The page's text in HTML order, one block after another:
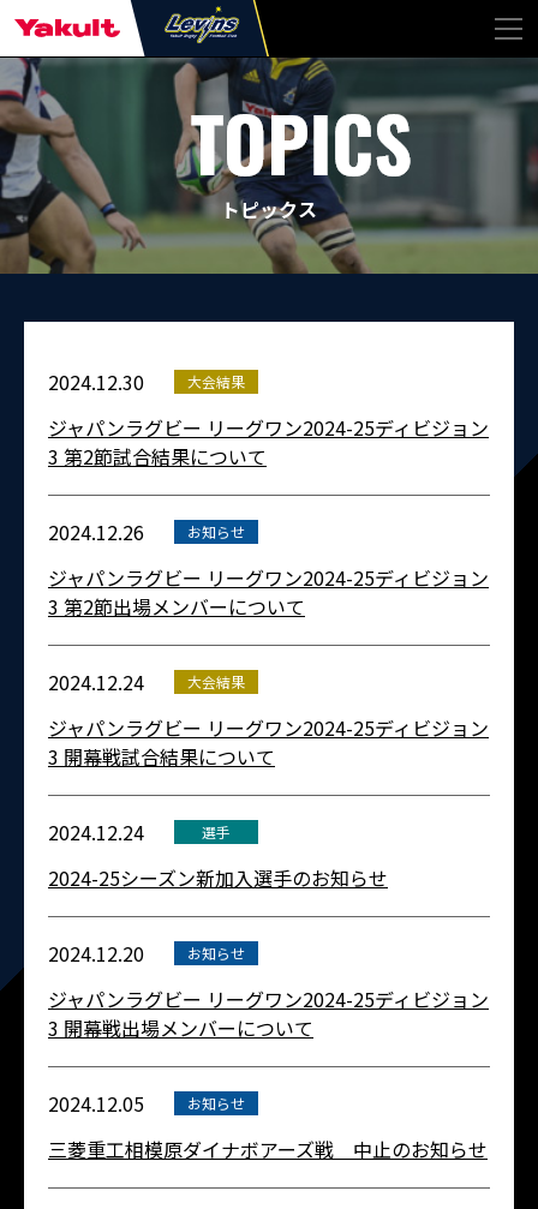
トピックス
2024.12.30 大会結果
ジャパンラグビー リーグワン2024-25ディビジョン
3 第2節試合結果について
2024.12.26 お知らせ
ジャパンラグビー リーグワン2024-25ディビジョン
3 第2節出場メンバーについて
2024.12.24 大会結果
ジャパンラグビー リーグワン2024-25ディビジョン
3 開幕戦試合結果について
2024.12.24 選手
2024-25シーズン新加入選手のお知らせ
2024.12.20 お知らせ
ジャパンラグビー リーグワン2024-25ディビジョン
3 開幕戦出場メンバーについて
2024.12.05 お知らせ
三菱重工相模原ダイナボアーズ戦 中止のお知らせ